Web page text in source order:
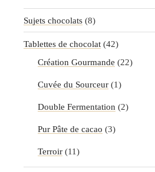
Sujets chocolats (8)
Tablettes de chocolat (42)
Création Gourmande (22)
Cuvée du Sourceur (1)
Double Fermentation (2)
Pur Pâte de cacao (3)
Terroir (11)